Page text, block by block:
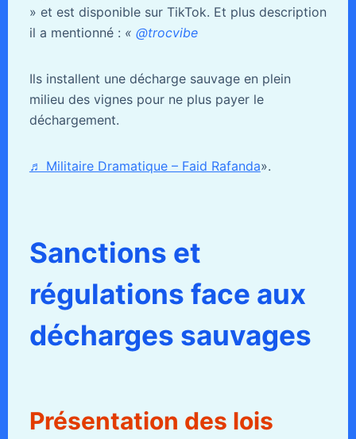
» et est disponible sur TikTok. Et plus description
il a mentionné : « @trocvibe
Ils installent une décharge sauvage en plein
milieu des vignes pour ne plus payer le
déchargement.
♬ Militaire Dramatique – Faid Rafanda».
Sanctions et
régulations face aux
décharges sauvages
Présentation des lois